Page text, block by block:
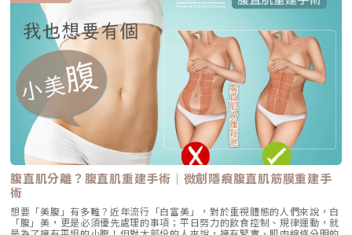
腹直肌分離？腹直肌重建手術｜微創隱痕腹直肌筋膜重建手
術
想要「美腹」有多難？近年流行「白富美」，對於重視體態的人們來說，白
「腹」美，更是必須優先處理的事項；平日努力的飲食控制、規律運動，就